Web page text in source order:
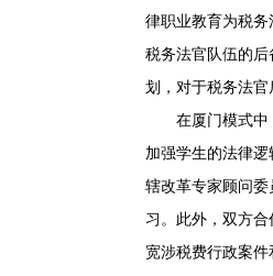
律职业教育为税
税务法官队伍的后
划，对于税务法官
在厦门模式中，
加强学生的法律
辖改革专家顾问
习。此外，双方
宽涉税费行政案件